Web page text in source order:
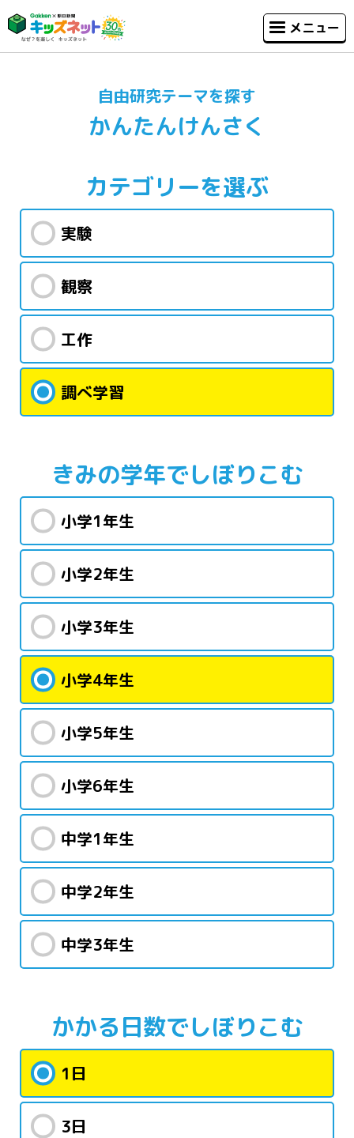
メニュー
自由研究テーマを探す
かんたんけんさく
カテゴリーを選ぶ
実験
観察
工作
調べ学習
きみの学年でしぼりこむ
小学1年生
小学2年生
小学3年生
小学4年生
小学5年生
小学6年生
中学1年生
中学2年生
中学3年生
かかる日数でしぼりこむ
1日
3日